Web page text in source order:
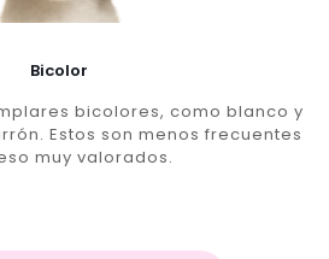
Bicolor
bicolores, como blanco y
Estos son menos frecuentes
muy valorados.